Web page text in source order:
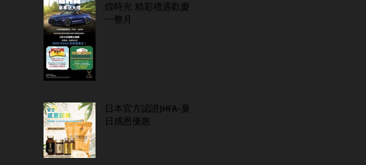
煌時光 精彩禮遇歡慶
一整月
日本官方認證JHFA-夏
日感恩優惠